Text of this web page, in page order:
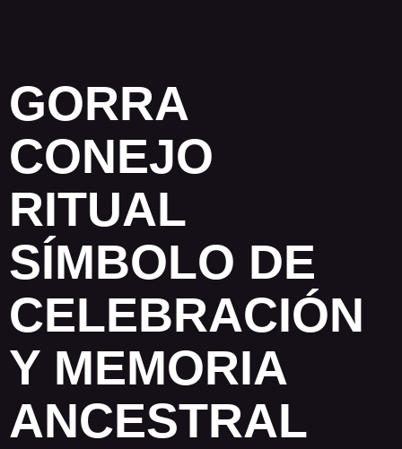
GORRA
CONEJO
RITUAL
SÍMBOLO DE
CELEBRACIÓN
Y MEMORIA
ANCESTRAL